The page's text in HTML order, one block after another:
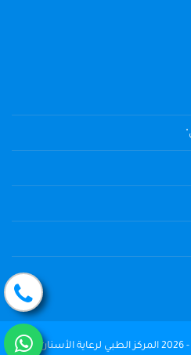
جميع الحقوق محفوظة © 2004 - 2026 المركز الطبي لرعاية الأسنان The